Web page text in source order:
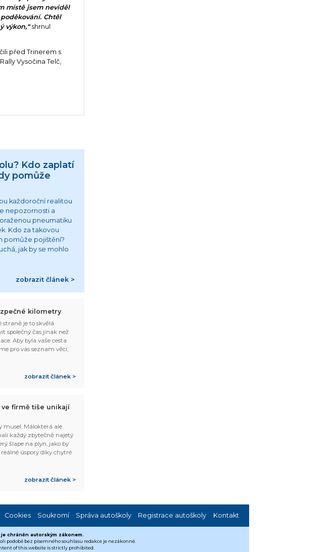
místě jsem neviděl
Chtěl
výkon,“shrnul
před Trinerem s
Vysočina Telč,
Kdo zaplatí
pomůže
každoroční realitou
nepozornosti a
pneumatiku
Kdo za takovou
pomůže pojištění?
jak by se mohlo
zobrazit článek >
kilometry
straně je to skvělá
společný čas jinak než
Aby byla vaše cesta
pro vás seznam věcí,
zobrazit článek >
firmě tiše unikají
musel. Málokterá ale
každý zbytečně najetý
šlape na plyn, jako by
úspory díky chytré
zobrazit článek >
Cookies Soukromí Správa autoškoly Registrace autoškoly Kontakt
chráněn autorským zákonem.
podobě bez písemného souhlasu redakce je nezákonné.
of this website is strictly prohibited.